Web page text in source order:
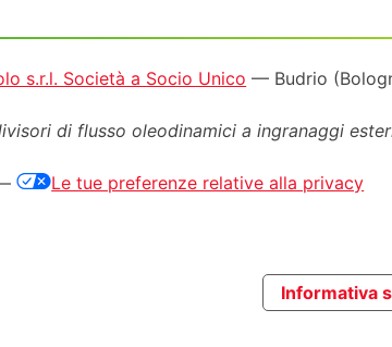
s.r.l. Società a Socio Unico — Budrio
di flusso oleodinamici a ingranaggi
Le tue preferenze relative alla privacy
Informativa